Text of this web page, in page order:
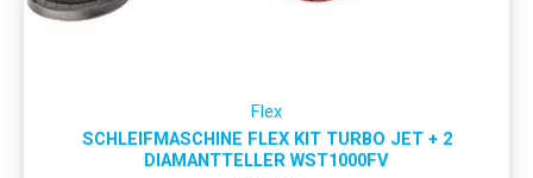
Flex
SCHLEIFMASCHINE FLEX KIT TURBO JET + 2
DIAMANTTELLER WST1000FV